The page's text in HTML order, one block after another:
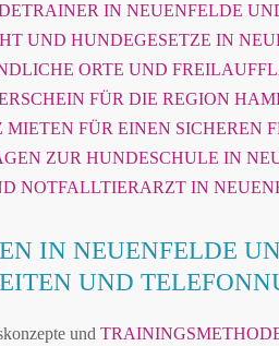
IN NEUENFELDE
UND HUNDEGESETZE IN
ORTE UND
FÜR DIE REGION
MIETEN FÜR EINEN SICHEREN
ZUR HUNDESCHULE IN
NOTFALLTIERARZT IN
IN NEUENFELDE
UND
und